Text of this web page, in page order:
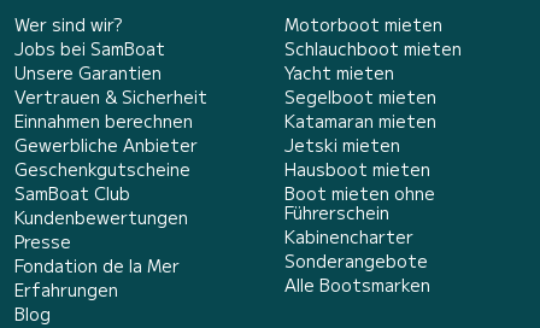
Wer sind wir?
Jobs bei SamBoat
Unsere Garantien
Vertrauen & Sicherheit
Einnahmen berechnen
Gewerbliche Anbieter
Geschenkgutscheine
SamBoat Club
Kundenbewertungen
Presse
Fondation de la Mer
Erfahrungen
Blog
Motorboot mieten
Schlauchboot mieten
Yacht mieten
Segelboot mieten
Katamaran mieten
Jetski mieten
Hausboot mieten
Boot mieten ohne
Führerschein
Kabinencharter
Sonderangebote
Alle Bootsmarken